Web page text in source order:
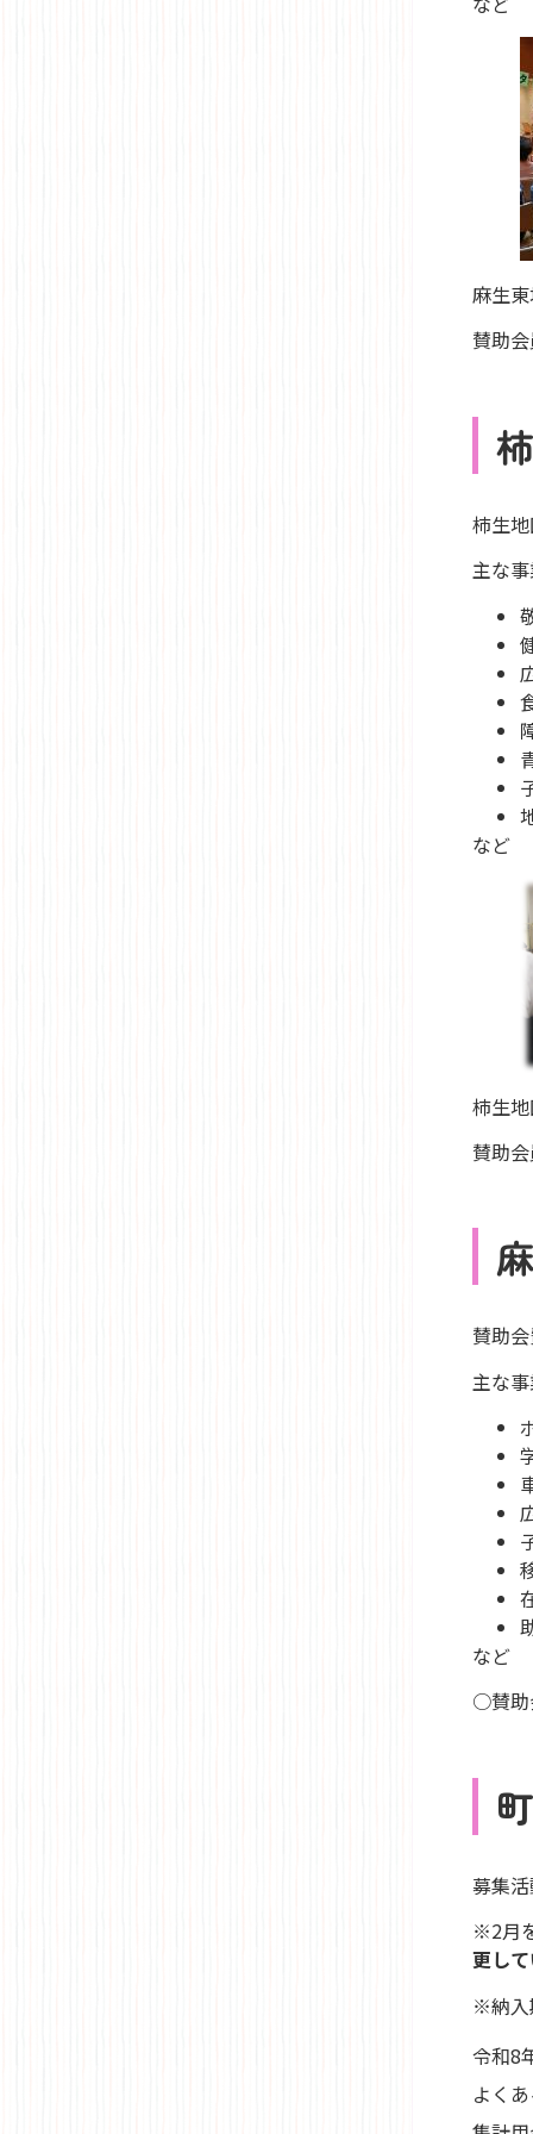
麻生
賛助
柿生
主な
など
柿生
賛助
賛助
主な
など
○賛助
募集
※2月
更し
※納入
令和8
よく